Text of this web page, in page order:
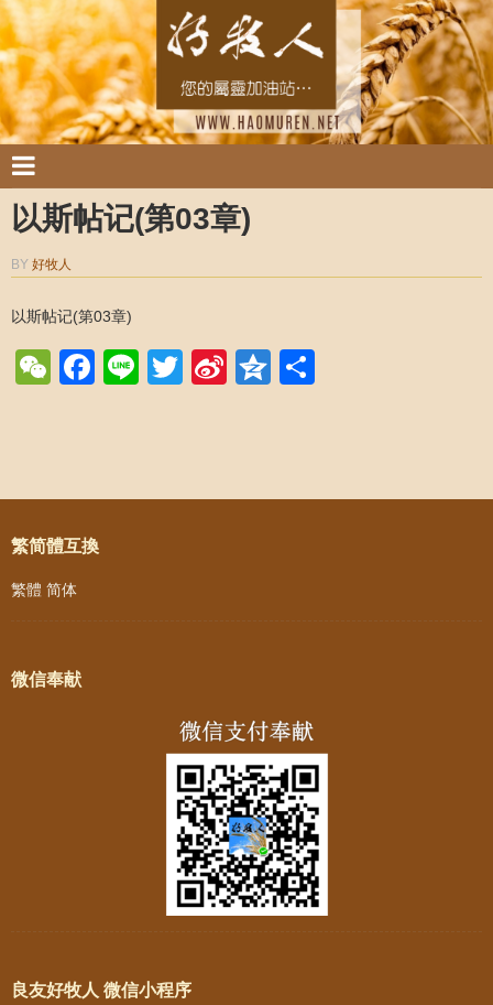
以斯帖记(第03章)
BY 好牧人
以斯帖记(第03章)
WeChat
Facebook
LineTwitter
SinaQzone
Post navigation
繁简體互換
繁體 简体
微信奉献
良友好牧人 微信小程序